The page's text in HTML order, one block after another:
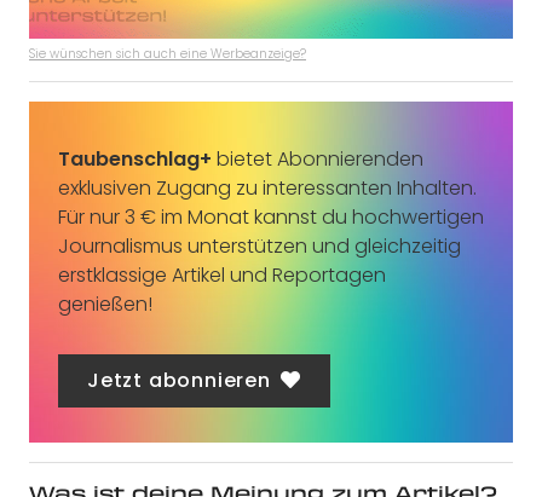
Sie wünschen sich auch eine Werbeanzeige?
Taubenschlag+ bietet Abonnierenden
exklusiven Zugang zu interessanten Inhalten.
Für nur 3 € im Monat kannst du hochwertigen
Journalismus unterstützen und gleichzeitig
erstklassige Artikel und Reportagen
genießen!
Jetzt abonnieren